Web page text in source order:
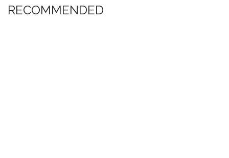
RECOMMENDED